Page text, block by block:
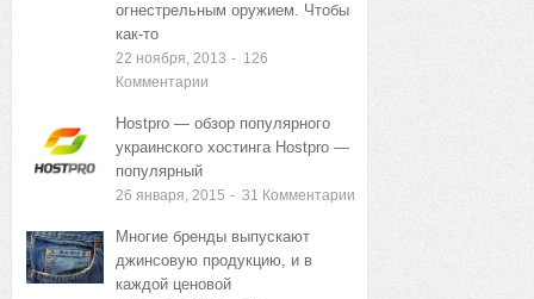
огнестрельным оружием. Чтобы
как-то
22 ноября, 2013 - 126
Комментарии
Hostpro — обзор популярного
украинского хостинга Hostpro —
популярный
26 января, 2015 - 31 Комментарии
Многие бренды выпускают
джинсовую продукцию, и в
каждой ценовой